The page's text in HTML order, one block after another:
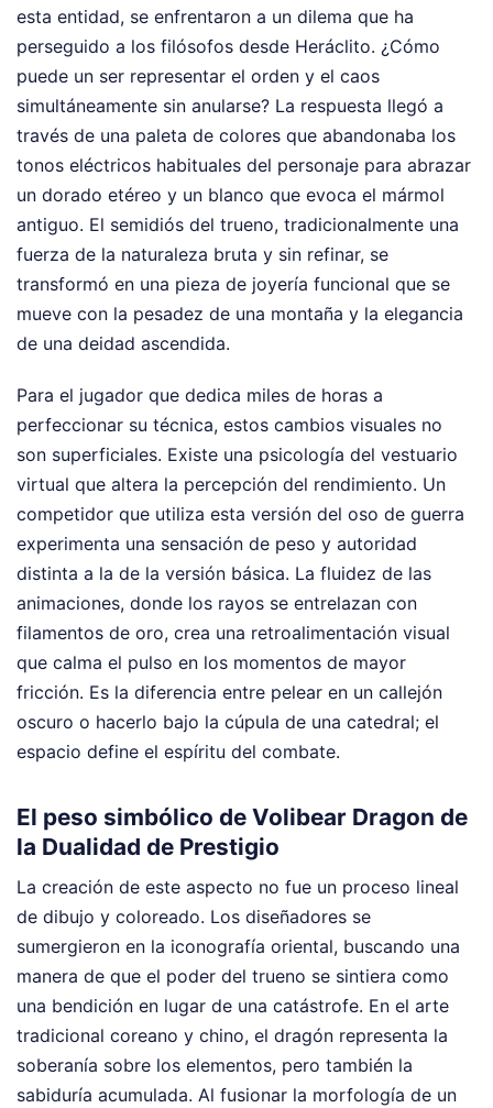
esta entidad, se enfrentaron a un dilema que ha
perseguido a los filósofos desde Heráclito. ¿Cómo
puede un ser representar el orden y el caos
simultáneamente sin anularse? La respuesta llegó a
través de una paleta de colores que abandonaba los
tonos eléctricos habituales del personaje para abrazar
un dorado etéreo y un blanco que evoca el mármol
antiguo. El semidiós del trueno, tradicionalmente una
fuerza de la naturaleza bruta y sin refinar, se
transformó en una pieza de joyería funcional que se
mueve con la pesadez de una montaña y la elegancia
de una deidad ascendida.
Para el jugador que dedica miles de horas a
perfeccionar su técnica, estos cambios visuales no
son superficiales. Existe una psicología del vestuario
virtual que altera la percepción del rendimiento. Un
competidor que utiliza esta versión del oso de guerra
experimenta una sensación de peso y autoridad
distinta a la de la versión básica. La fluidez de las
animaciones, donde los rayos se entrelazan con
filamentos de oro, crea una retroalimentación visual
que calma el pulso en los momentos de mayor
fricción. Es la diferencia entre pelear en un callejón
oscuro o hacerlo bajo la cúpula de una catedral; el
espacio define el espíritu del combate.
El peso simbólico de Volibear Dragon de
la Dualidad de Prestigio
La creación de este aspecto no fue un proceso lineal
de dibujo y coloreado. Los diseñadores se
sumergieron en la iconografía oriental, buscando una
manera de que el poder del trueno se sintiera como
una bendición en lugar de una catástrofe. En el arte
tradicional coreano y chino, el dragón representa la
soberanía sobre los elementos, pero también la
sabiduría acumulada. Al fusionar la morfología de un